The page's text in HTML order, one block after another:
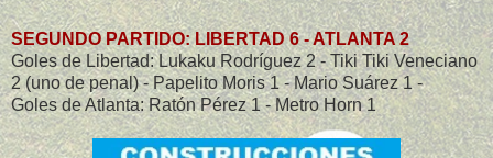
SEGUNDO PARTIDO: LIBERTAD 6 - ATLANTA 2
Goles de Libertad: Lukaku Rodríguez 2 - Tiki Tiki Veneciano
2 (uno de penal) - Papelito Moris 1 - Mario Suárez 1 -
Goles de Atlanta: Ratón Pérez 1 - Metro Horn 1